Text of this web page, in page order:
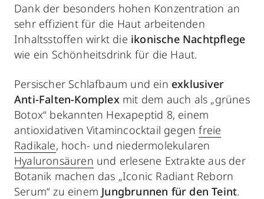
Dank der besonders hohen Konzentration an
sehr effizient für die Haut arbeitenden
Inhaltsstoffen wirkt die ikonische Nachtpflege
wie ein Schönheitsdrink für die Haut.
Persischer Schlafbaum und ein exklusiver
Anti-Falten-Komplex mit dem auch als „grünes
Botox“ bekannten Hexapeptid 8, einem
antioxidativen Vitamincocktail gegenfreie
Radikale, hoch- und niedermolekularen
Hyaluronsäuren und erlesene Extrakte aus der
Botanik machen das „Iconic Radiant Reborn
Serum“ zu einem Jungbrunnen für den Teint.